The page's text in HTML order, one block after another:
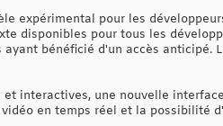
expérimental pour les
disponibles pour tous les
bénéficié d'un accès anticipé.
interactives, une nouvelle
en temps réel et la possibilité